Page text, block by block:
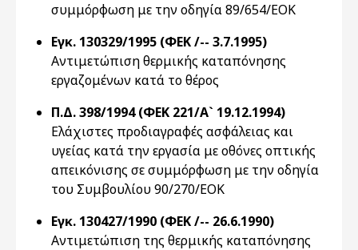
συμμόρφωση με την οδηγία 89/654/EOK
Εγκ. 130329/1995 (ΦΕΚ /-- 3.7.1995)
Αντιμετώπιση θερμικής καταπόνησης
εργαζομένων κατά το θέρος
Π.Δ. 398/1994 (ΦΕΚ 221/Α` 19.12.1994)
Eλάχιστες προδιαγραφές ασφάλειας και
υγείας κατά την εργασία με οθόνες οπτικής
απεικόνισης σε συμμόρφωση με την οδηγία
του Συμβουλίου 90/270/EOK
Εγκ. 130427/1990 (ΦΕΚ /-- 26.6.1990)
Αντιμετώπιση της θερμικής καταπόνησης